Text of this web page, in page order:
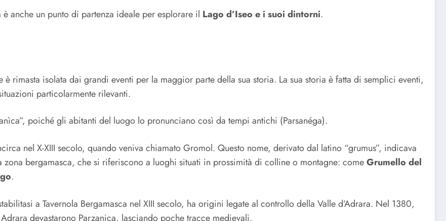
è anche un punto di partenza ideale per esplorare il Lago d’Iseo e i suoi dintorni.
rimasta isolata dai grandi eventi per la maggior parte della sua storia. La sua storia è fatta di semplici eventi,
particolarmente rilevanti.
poiché gli abitanti del luogo lo pronunciano così da tempi antichi (Parsanéga).
nel X-XIII secolo, quando veniva chiamato Gromol. Questo nome, derivato dal latino “grumus”, indicava
bergamasca, che si riferiscono a luoghi situati in prossimità di colline o montagne: comeGrumello del
.
a Tavernola Bergamasca nel XIII secolo, ha origini legate al controllo della Valle d’Adrara. Nel 1380,
devastarono Parzanica, lasciando poche tracce medievali.